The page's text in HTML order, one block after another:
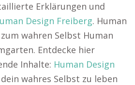
Erklärungen und
Design Freiberg. Human
wahren Selbst Human
Entdecke hier
Inhalte: Human Design
wahres Selbst zu leben